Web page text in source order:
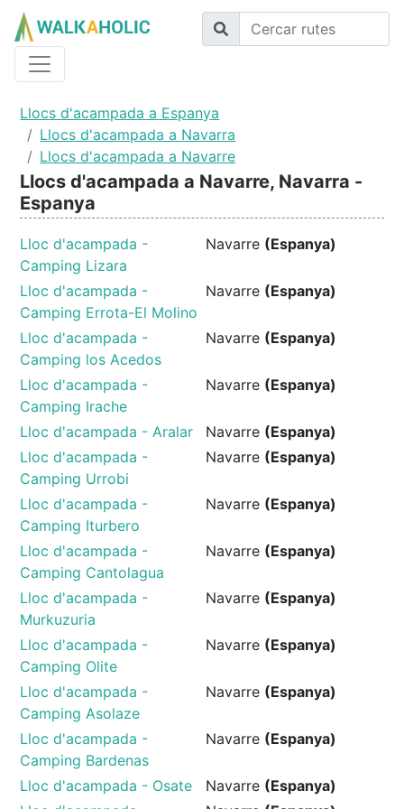
Llocs d'acampada a Espanya
Llocs d'acampada a Navarra
Llocs d'acampada a Navarre
Llocs d'acampada a Navarre, Navarra -
Espanya
Lloc d'acampada -
Camping Lizara
Navarre (Espanya)
Lloc d'acampada -
Camping Errota-El Molino
Navarre (Espanya)
Lloc d'acampada -
Camping los Acedos
Navarre (Espanya)
Lloc d'acampada -
Camping Irache
Navarre (Espanya)
Lloc d'acampada - Aralar Navarre (Espanya)
Lloc d'acampada -
Camping Urrobi
Navarre (Espanya)
Lloc d'acampada -
Camping Iturbero
Navarre (Espanya)
Lloc d'acampada -
Camping Cantolagua
Navarre (Espanya)
Lloc d'acampada -
Murkuzuria
Navarre (Espanya)
Lloc d'acampada -
Camping Olite
Navarre (Espanya)
Lloc d'acampada -
Camping Asolaze
Navarre (Espanya)
Lloc d'acampada -
Camping Bardenas
Navarre (Espanya)
Lloc d'acampada - Osate Navarre (Espanya)